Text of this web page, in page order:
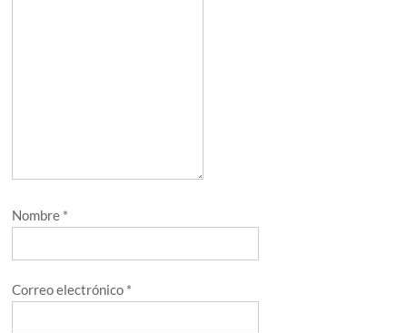
Nombre *
Correo electrónico *